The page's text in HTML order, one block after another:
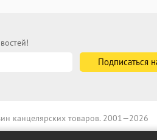
канцелярских товаров. 2001—2026